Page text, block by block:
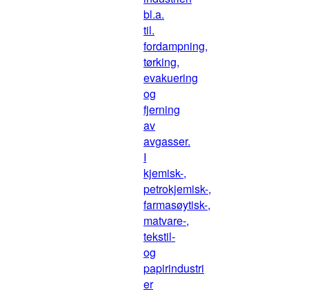
bl.a.
til.
fordampning,
tørking,
evakuering
og
fjerning
av
avgasser.
I
kjemisk-,
petrokjemisk-,
farmasøytisk-,
matvare-,
tekstil-
og
papirindustri
er